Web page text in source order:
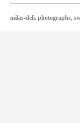
milas-deli. photographs,